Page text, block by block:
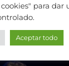
para dar
Aceptar todo